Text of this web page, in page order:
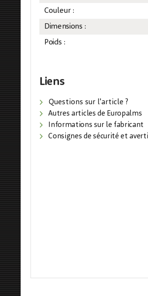
Couleur :
Dimensions :
Poids :
Liens
Questions sur l'article ?
Autres articles de Europalms
Informations sur le fabricant
Consignes de sécurité et